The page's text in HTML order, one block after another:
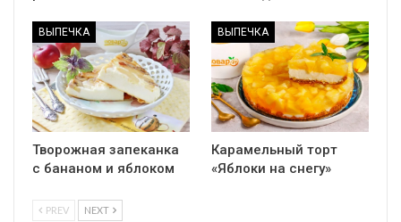
ВЫПЕЧКА
Творожная запеканка
с бананом и яблоком
ВЫПЕЧКА
Карамельный торт
«Яблоки на снегу»
PREV NEXT